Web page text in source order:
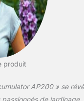
produit
AP200 » se